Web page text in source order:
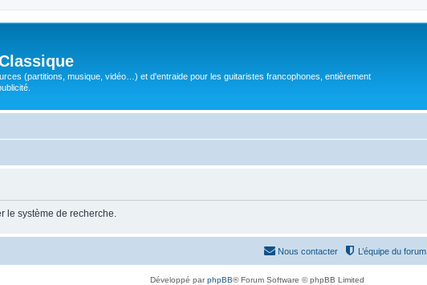
(partitions, musique, vidéo…) et d'entraide pour les guitaristes francophones, entièrement
le système de recherche.
L’équipe du forum
Nous contacter
Développé parphpBB® Forum Software © phpBB Limited